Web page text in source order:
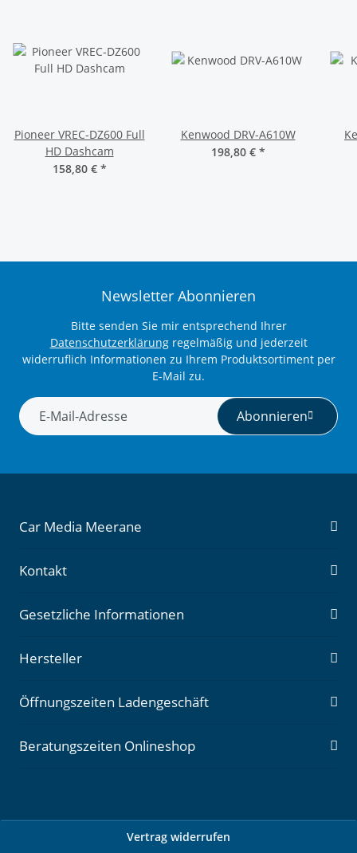
Pioneer VREC-DZ600 Full
HD Dashcam
158,80 € *
Kenwood DRV-A610W
198,80 € *
Newsletter Abonnieren
Bitte senden Sie mir entsprechend Ihrer
Datenschutzerklärungregelmäßig und jederzeit
widerruflich Informationen zu Ihrem Produktsortiment per
E-Mail zu.
Abonnieren
Car Media Meerane
Kontakt
Gesetzliche Informationen
Hersteller
Öffnungszeiten Ladengeschäft
Beratungszeiten Onlineshop
Vertrag widerrufen